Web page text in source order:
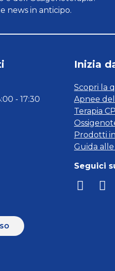
news in anticipo.
- 17:30
Inizia
Scopri la
Apnee
Terapia
Prodotti
Guida
Seguici